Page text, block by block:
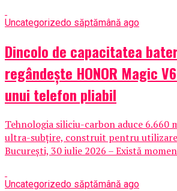
Uncategorizedo săptămână ago
Dincolo de capacitatea
regândește HONOR Magic
unui telefon pliabil
Tehnologia siliciu-carbon aduce 6.660
ultra-subțire, construit pentru
București, 30 iulie 2026 – Există
Uncategorizedo săptămână ago